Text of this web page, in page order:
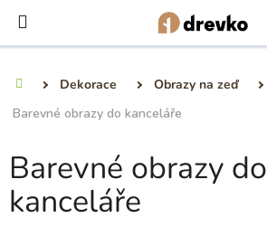
obsah
Dekorace Obrazy na zeď
Barevné obrazy do kanceláře
Barevné obrazy do
kanceláře